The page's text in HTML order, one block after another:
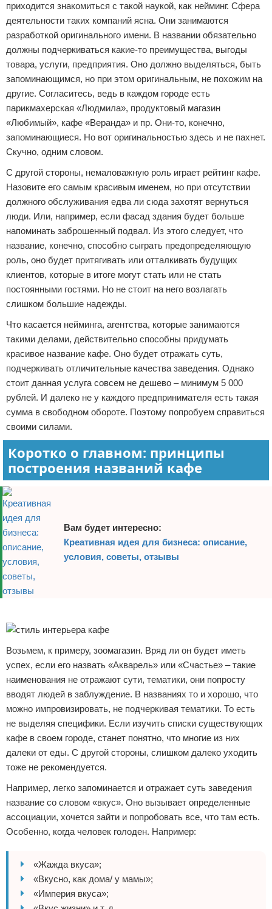
приходится знакомиться с такой наукой, как нейминг. Сфера
деятельности таких компаний ясна. Они занимаются
разработкой оригинального имени. В названии обязательно
должны подчеркиваться какие-то преимущества, выгоды
товара, услуги, предприятия. Оно должно выделяться, быть
запоминающимся, но при этом оригинальным, не похожим на
другие. Согласитесь, ведь в каждом городе есть
парикмахерская «Людмила», продуктовый магазин
«Любимый», кафе «Веранда» и пр. Они-то, конечно,
запоминающиеся. Но вот оригинальностью здесь и не пахнет.
Скучно, одним словом.
С другой стороны, немаловажную роль играет рейтинг кафе.
Назовите его самым красивым именем, но при отсутствии
должного обслуживания едва ли сюда захотят вернуться
люди. Или, например, если фасад здания будет больше
напоминать заброшенный подвал. Из этого следует, что
название, конечно, способно сыграть предопределяющую
роль, оно будет притягивать или отталкивать будущих
клиентов, которые в итоге могут стать или не стать
постоянными гостями. Но не стоит на него возлагать
слишком большие надежды.
Что касается нейминга, агентства, которые занимаются
такими делами, действительно способны придумать
красивое название кафе. Оно будет отражать суть,
подчеркивать отличительные качества заведения. Однако
стоит данная услуга совсем не дешево – минимум 5 000
рублей. И далеко не у каждого предпринимателя есть такая
сумма в свободном обороте. Поэтому попробуем справиться
своими силами.
Коротко о главном: принципы
построения названий кафе
Вам будет интересно:
Креативная идея для бизнеса: описание,
условия, советы, отзывы
Возьмем, к примеру, зоомагазин. Вряд ли он будет иметь
успех, если его назвать «Акварель» или «Счастье» – такие
наименования не отражают сути, тематики, они попросту
вводят людей в заблуждение. В названиях то и хорошо, что
можно импровизировать, не подчеркивая тематики. То есть
не выделяя специфики. Если изучить списки существующих
кафе в своем городе, станет понятно, что многие из них
далеки от еды. С другой стороны, слишком далеко уходить
тоже не рекомендуется.
Например, легко запоминается и отражает суть заведения
название со словом «вкус». Оно вызывает определенные
ассоциации, хочется зайти и попробовать все, что там есть.
Особенно, когда человек голоден. Например:
«Жажда вкуса»;
«Вкусно, как дома/ у мамы»;
«Империя вкуса»;